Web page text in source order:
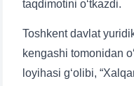
taqdimotini o‘tkazdi.
Toshkent davlat
kengashi tomonidan
loyihasi g‘olibi,